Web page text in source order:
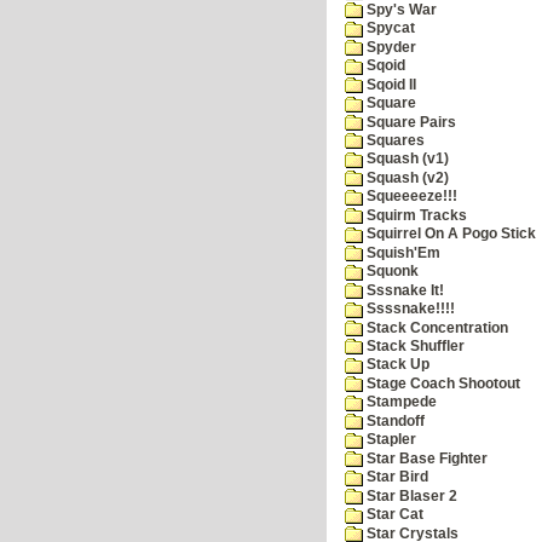
Spy's War
Spycat
Spyder
Sqoid
Sqoid II
Square
Square Pairs
Squares
Squash (v1)
Squash (v2)
Squeeeeze!!!
Squirm Tracks
Squirrel On A Pogo Stick
Squish'Em
Squonk
Sssnake It!
Ssssnake!!!!
Stack Concentration
Stack Shuffler
Stack Up
Stage Coach Shootout
Stampede
Standoff
Stapler
Star Base Fighter
Star Bird
Star Blaser 2
Star Cat
Star Crystals